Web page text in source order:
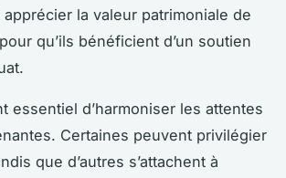
la valeur patrimoniale de
qu’ils bénéficient d’un soutien
essentiel d’harmoniser les attentes
Certaines peuvent privilégier
que d’autres s’attachent à